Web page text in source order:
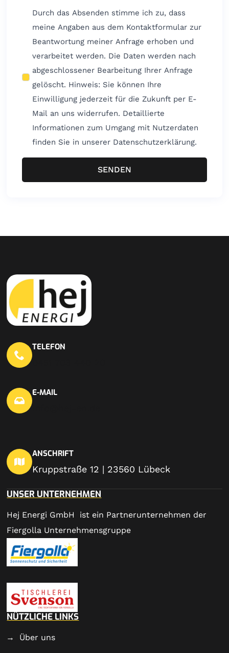
Durch das Absenden stimme ich zu, dass
meine Angaben aus dem Kontaktformular zur
Beantwortung meiner Anfrage erhoben und
verarbeitet werden. Die Daten werden nach
abgeschlossener Bearbeitung Ihrer Anfrage
gelöscht. Hinweis: Sie können Ihre
Einwilligung jederzeit für die Zukunft per E-
Mail an uns widerrufen. Detaillierte
Informationen zum Umgang mit Nutzerdaten
finden Sie in unserer Datenschutzerklärung.
SENDEN
TELEFON
E-MAIL
ANSCHRIFT
Kruppstraße 12 | 23560 Lübeck
UNSER UNTERNEHMEN
Hej Energi GmbH ist ein Partnerunternehmen der
Fiergolla Unternehmensgruppe
NÜTZLICHE LINKS
Über uns